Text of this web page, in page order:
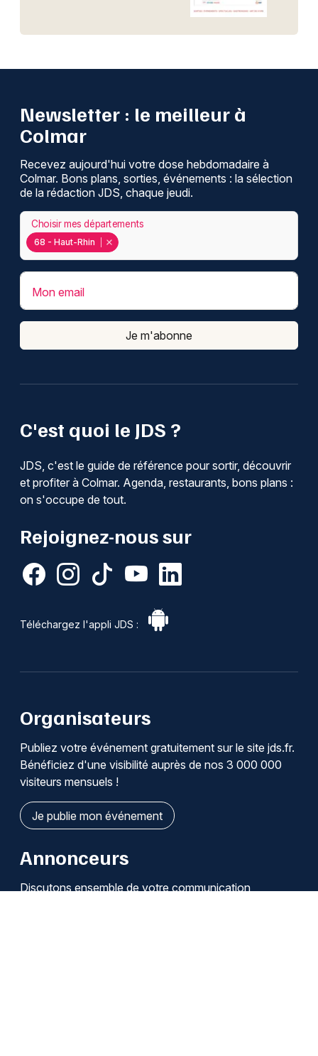
C'est quoi le JDS ?
JDS, c'est le guide de référence pour sortir, découvrir
et profiter à Colmar. Agenda, restaurants, bons plans :
on s'occupe de tout.
Rejoignez-nous sur
Téléchargez l'appli JDS :
Newsletter : le meilleur à
Colmar
Recevez aujourd'hui votre dose hebdomadaire à
Colmar. Bons plans, sorties, événements : la sélection
de la rédaction JDS, chaque jeudi.
68 - Haut-Rhin
Choisir mes départements
Mon email
Je m'abonne
Organisateurs
Publiez votre événement gratuitement sur le site jds.fr.
Bénéficiez d'une visibilité auprès de nos 3 000 000
visiteurs mensuels !
Je publie mon événement
Annonceurs
Discutons ensemble de votre communication